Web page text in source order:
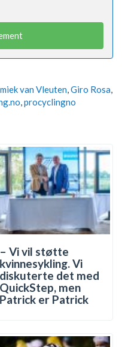
van Vleuten,Giro Rosa,
,procyclingno
– Vi vil støtte
kvinnesykling. Vi
diskuterte det med
QuickStep, men
Patrick er Patrick